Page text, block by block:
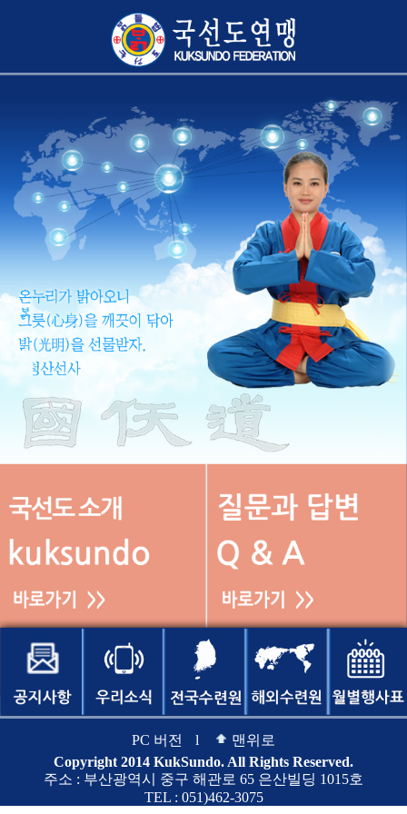
PC 버전 l
맨위로
Copyright 2014 KukSundo. All Rights Reserved.
주소 : 부산광역시 중구 해관로 65 은산빌딩 1015호
TEL : 051)462-3075